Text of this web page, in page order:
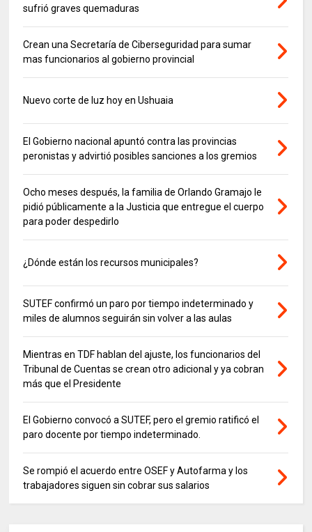
sufrió graves quemaduras
Crean una Secretaría de Ciberseguridad para sumar
mas funcionarios al gobierno provincial
Nuevo corte de luz hoy en Ushuaia
El Gobierno nacional apuntó contra las provincias
peronistas y advirtió posibles sanciones a los gremios
Ocho meses después, la familia de Orlando Gramajo le
pidió públicamente a la Justicia que entregue el cuerpo
para poder despedirlo
¿Dónde están los recursos municipales?
SUTEF confirmó un paro por tiempo indeterminado y
miles de alumnos seguirán sin volver a las aulas
Mientras en TDF hablan del ajuste, los funcionarios del
Tribunal de Cuentas se crean otro adicional y ya cobran
más que el Presidente
El Gobierno convocó a SUTEF, pero el gremio ratificó el
paro docente por tiempo indeterminado.
Se rompió el acuerdo entre OSEF y Autofarma y los
trabajadores siguen sin cobrar sus salarios